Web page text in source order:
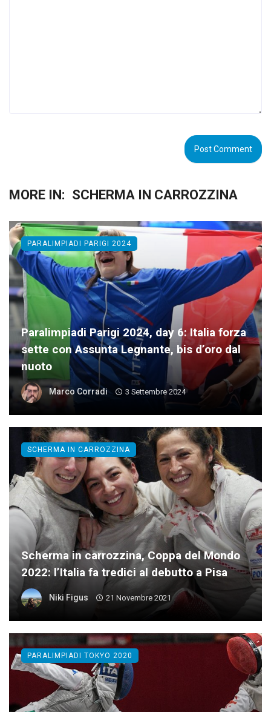
MORE IN: SCHERMA IN CARROZZINA
Paralimpiadi Parigi 2024, day 6: Italia forza
sette con Assunta Legnante, bis d’oro dal
nuoto
Marco Corradi 3 Settembre 2024
PARALIMPIADI PARIGI 2024
Scherma in carrozzina, Coppa del Mondo
2022: l’Italia fa tredici al debutto a Pisa
Niki Figus 21 Novembre 2021
SCHERMA IN CARROZZINA
PARALIMPIADI TOKYO 2020